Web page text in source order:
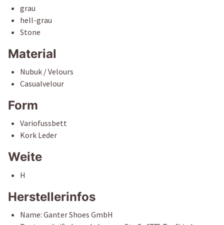
sportive Optik. Für Frauen, die Gesundheits- und
Modebewusstsein sowie Körper und Geist in Balance halten!
grau
hell-grau
Stone
Material
Nubuk / Velours
Casualvelour
Form
Variofussbett
Kork Leder
Weite
H
Herstellerinfos
Name: Ganter Shoes GmbH